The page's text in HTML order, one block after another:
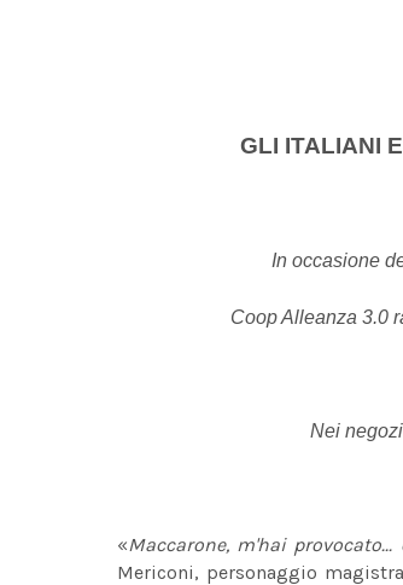
GLI ITALIANI
In occasione
Coop Alleanza 3.0
Nei
«Maccarone, m'hai
Mericoni, personaggio